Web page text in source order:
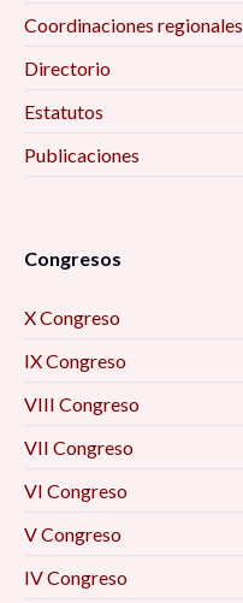
Coordinaciones regionales
Directorio
Estatutos
Publicaciones
Congresos
X Congreso
IX Congreso
VIII Congreso
VII Congreso
VI Congreso
V Congreso
IV Congreso